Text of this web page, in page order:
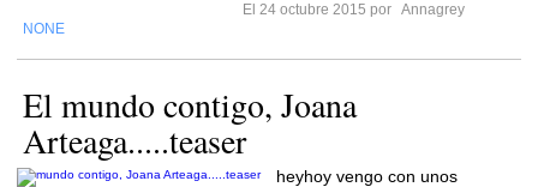
El 24 octubre 2015 por Annagrey
NONE
El mundo contigo, Joana
Arteaga.....teaser
heyhoy vengo con unos